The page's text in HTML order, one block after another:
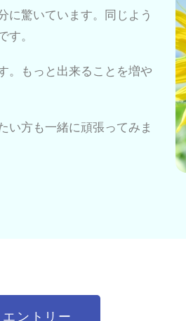
に驚いています。同じよう
。
。もっと出来ることを増や
い方も一緒に頑張ってみま
ントリー